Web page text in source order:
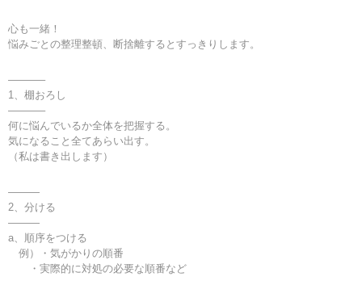
心も一緒！
悩みごとの整理整頓、断捨離するとすっきりします。
———–
1、棚おろし
———–
何に悩んでいるか全体を把握する。
気になること全てあらい出す。
（私は書き出します）
———
2、分ける
———
a、順序をつける
例）・気がかりの順番
・実際的に対処の必要な順番など